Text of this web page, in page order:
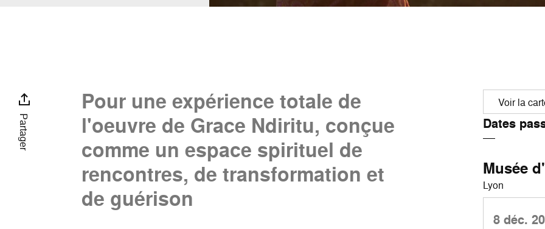
Partager
Voir la
Dates
Musée
Lyon
8 déc.
Pour une expérience totale de
l'oeuvre de Grace Ndiritu, conçue
comme un espace spirituel de
rencontres, de transformation et
de guérison